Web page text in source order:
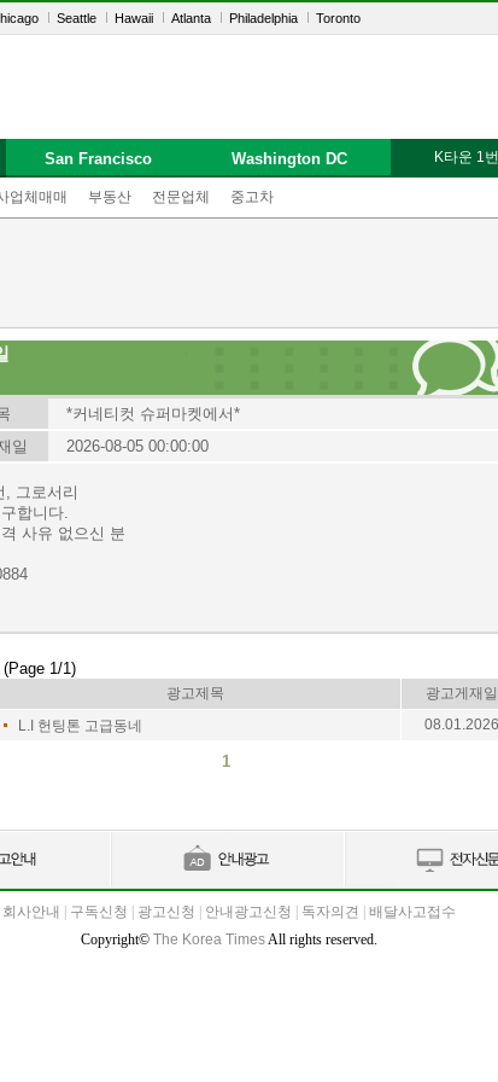
Seattle Hawaii Atlanta Philadelphia Toronto
업체매매 부동산 전문업체 중고차
San Francisco Washington DC K타운 1
*커네티컷 슈퍼마켓에서*
일
2026-08-05 00:00:00
, 그로서리
합니다.
사유 없으신 분
1/1)
광고제목
광고게재일
L.I 헌팅톤 고급동네 08.01.2026
1
회사안내 구독신청 광고신청 안내광고신청 독자의견
배달사고접수
Copyright© The Korea TimesAll rights reserved.